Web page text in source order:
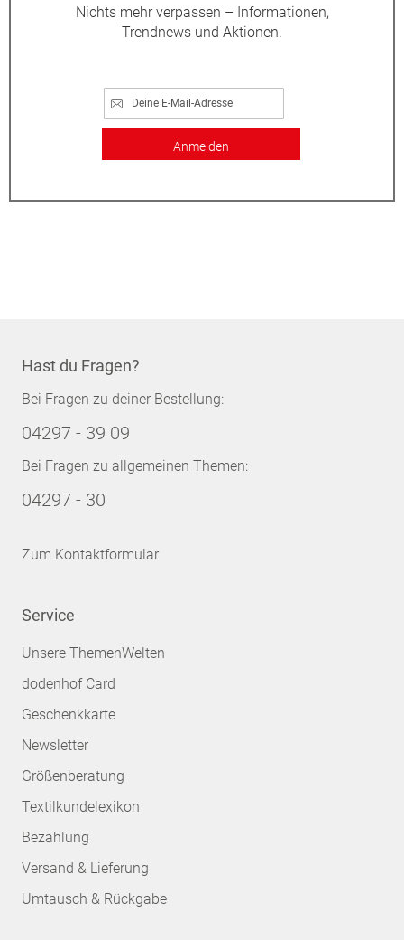
Nichts mehr verpassen – Informationen,
Trendnews und Aktionen.
Anmelden
Hast du Fragen?
Bei Fragen zu deiner Bestellung:
04297 - 39 09
Bei Fragen zu allgemeinen Themen:
04297 - 30
Zum Kontaktformular
Service
Unsere ThemenWelten
dodenhof Card
Geschenkkarte
Newsletter
Größenberatung
Textilkundelexikon
Bezahlung
Versand & Lieferung
Umtausch & Rückgabe